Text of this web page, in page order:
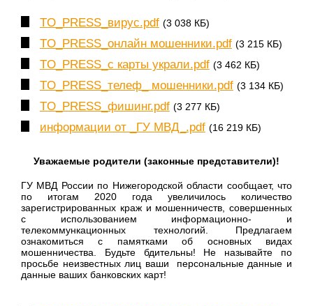
TO_PRESS_вирус.pdf (3 038 КБ)
TO_PRESS_онлайн мошенники.pdf (3 215 КБ)
TO_PRESS_с карты украли.pdf (3 462 КБ)
TO_PRESS_телеф_ мошенники.pdf (3 134 КБ)
TO_PRESS_фишинг.pdf (3 277 КБ)
информации от _ГУ МВД_.pdf (16 219 КБ)
Уважаемые родители (законные представители)!
ГУ МВД России по Нижегородской области сообщает, что
по итогам 2020 года увеличилось количество
зарегистрированных краж и мошенничеств, совершенных
с использованием информационно- и
телекоммункационных технологий. Предлагаем
ознакомиться с памятками об основных видах
мошенничества. Будьте бдительны! Не называйте по
просьбе неизвестных лиц ваши персональные данные и
данные ваших банковских карт!